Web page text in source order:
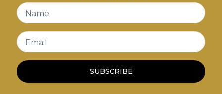
Name
Email
SUBSCRIBE